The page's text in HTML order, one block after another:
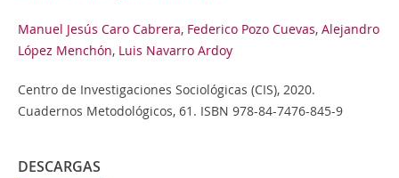
Manuel Jesús Caro Cabrera, Federico Pozo Cuevas, Alejandro
López Menchón, Luis Navarro Ardoy
Centro de Investigaciones Sociológicas (CIS), 2020.
Cuadernos Metodológicos, 61. ISBN 978-84-7476-845-9
DESCARGAS